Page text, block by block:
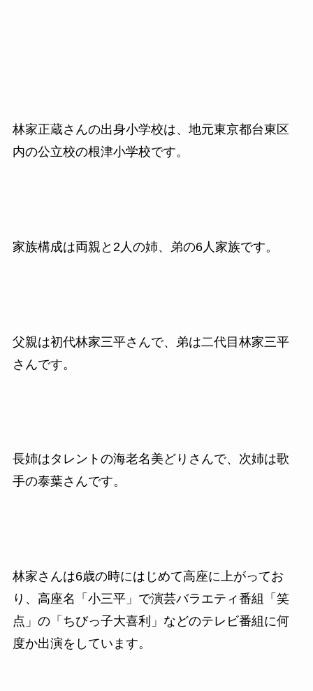
林家正蔵さんの出身小学校は、地元東京都台東区
内の公立校の根津小学校です。
家族構成は両親と2人の姉、弟の6人家族です。
父親は初代林家三平さんで、弟は二代目林家三平
さんです。
長姉はタレントの海老名美どりさんで、次姉は歌
手の泰葉さんです。
林家さんは6歳の時にはじめて高座に上がってお
り、高座名「小三平」で演芸バラエティ番組「笑
点」の「ちびっ子大喜利」などのテレビ番組に何
度か出演をしています。